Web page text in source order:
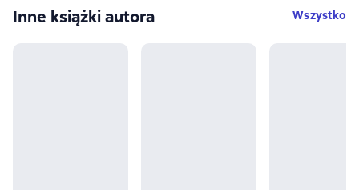
Inne książki autora Wszystko